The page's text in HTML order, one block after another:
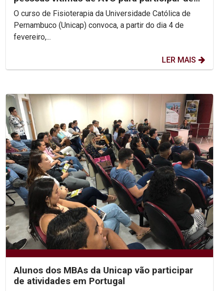
pesquisa...
O curso de Fisioterapia da Universidade Católica de
Pernambuco (Unicap) convoca, a partir do dia 4 de
fevereiro,...
LER MAIS
Alunos dos MBAs da Unicap vão participar
de atividades em Portugal